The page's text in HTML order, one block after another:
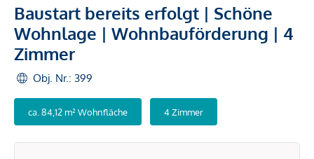
Baustart bereits erfolgt | Schöne
Wohnlage | Wohnbauförderung | 4
Zimmer
Obj. Nr.: 399
ca. 84,12 m² Wohnfläche 4 Zimmer